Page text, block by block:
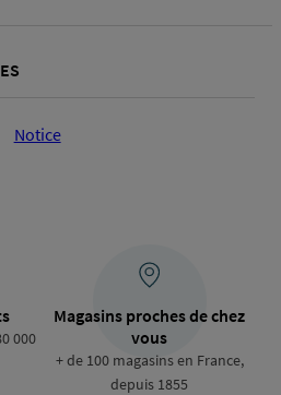
Notice
000
Magasins proches de chez
vous
+ de 100 magasins en France,
depuis 1855